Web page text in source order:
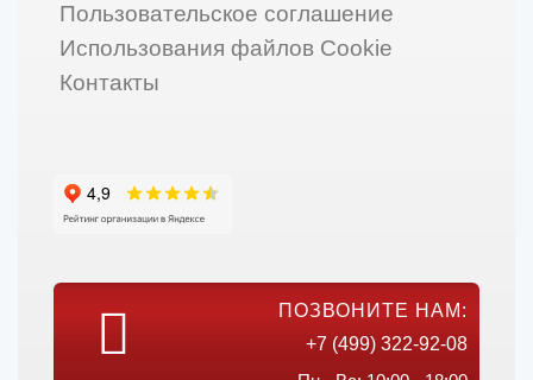
Пользовательское соглашение
Использования файлов Cookie
Контакты
ПОЗВОНИТЕ НАМ:
+7 (499) 322-92-08